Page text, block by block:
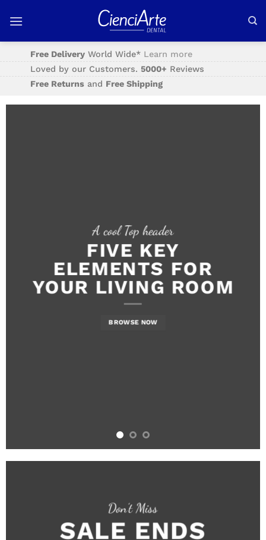
Free Delivery World Wide* Learn more
Loved by our Customers. 5000+ Reviews
Free Returns and Free Shipping
A cool Top header
FIVE KEY
ELEMENTS FOR
YOUR LIVING ROOM
BROWSE NOW
Don’t Miss
SALE ENDS